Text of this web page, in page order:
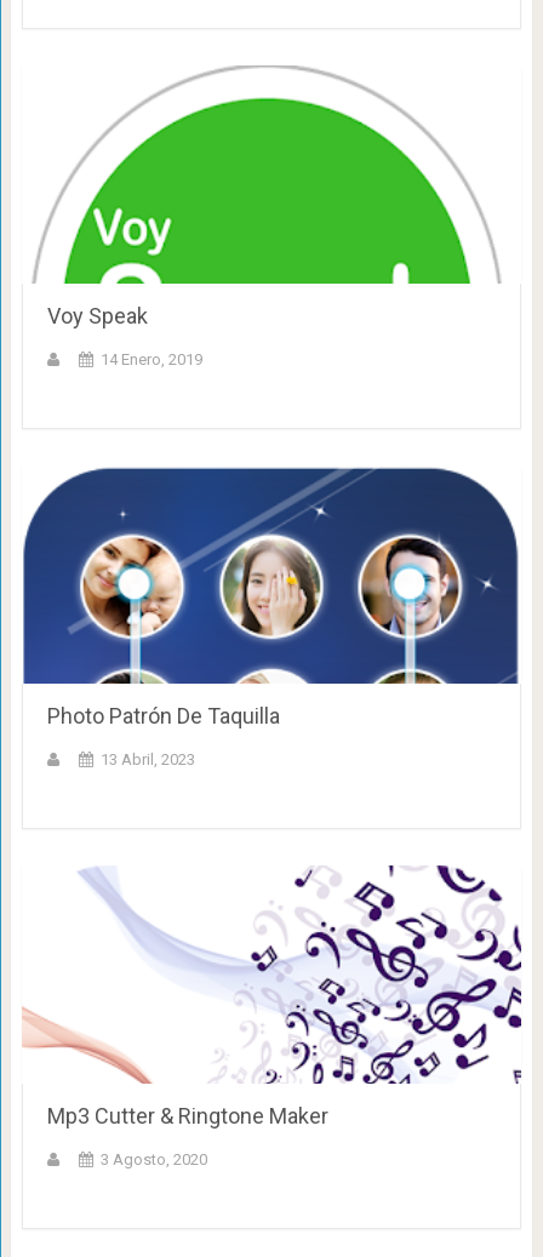
Voy Speak
14 Enero, 2019
Photo Patrón De Taquilla
13 Abril, 2023
Mp3 Cutter & Ringtone Maker
3 Agosto, 2020